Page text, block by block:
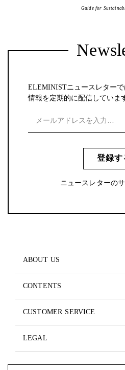
Guide for
ELEMINISTニュースレターで
情報を定期的に配信しています
登録す
ニュースレターの
ABOUT US
CONTENTS
CUSTOMER SERVICE
LEGAL